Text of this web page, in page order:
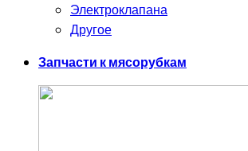
Электроклапана
Другое
Запчасти к мясорубкам